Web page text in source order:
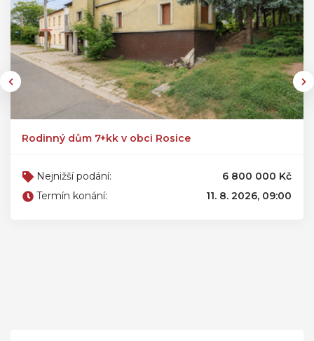
Rodinný dům 7+kk v obci Rosice
Nejnižší podání:
6 800 000 Kč
Termín konání:
11. 8. 2026, 09:00